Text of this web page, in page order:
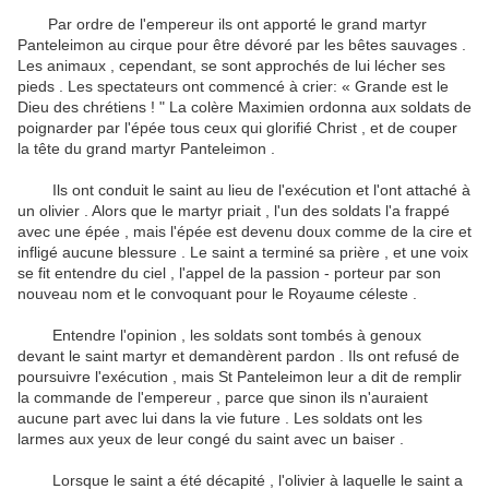
Par ordre de l'empereur ils ont apporté le grand martyr
Panteleimon au cirque pour être dévoré par les bêtes sauvages .
Les animaux , cependant, se sont approchés de lui lécher ses
pieds .
Les spectateurs ont commencé à crier: « Grande est le
Dieu des chrétiens ! " La colère Maximien ordonna aux soldats de
poignarder par l'épée tous ceux qui glorifié Christ , et de couper
la tête du grand martyr Panteleimon .
Ils ont conduit le saint au lieu de l'exécution et l'ont attaché à
un olivier .
Alors que le martyr priait , l'un des soldats l'a frappé
avec une épée , mais l'épée est devenu doux comme de la cire et
infligé aucune blessure .
Le saint a terminé sa prière , et une voix
se fit entendre du ciel , l'appel de la passion - porteur par son
nouveau nom et le convoquant pour le Royaume céleste .
Entendre l'opinion , les soldats sont tombés à genoux
devant le saint martyr et demandèrent pardon .
Ils ont refusé de
poursuivre l'exécution , mais St Panteleimon leur a dit de remplir
la commande de l'empereur , parce que sinon ils n'auraient
aucune part avec lui dans la vie future .
Les soldats ont les
larmes aux yeux de leur congé du saint avec un baiser .
Lorsque le saint a été décapité , l'olivier à laquelle le saint a